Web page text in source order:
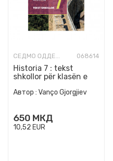
СЕДМО ОДДЕЛЕНИЕ 068614
Historia 7 : tekst
shkollor për klasën e
Автор : Vanço Gjorgjiev
650 МКД
10,52 EUR